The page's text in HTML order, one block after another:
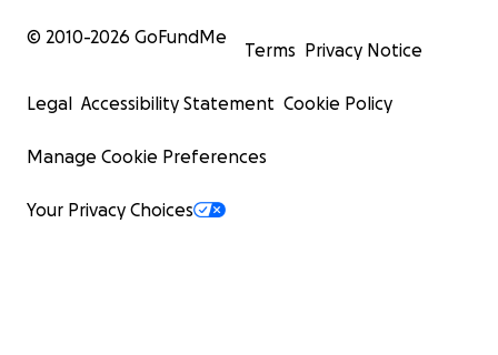
© 2010-2026 GoFundMe
Terms Privacy Notice
Legal Accessibility Statement Cookie Policy
Manage Cookie Preferences
Your Privacy Choices